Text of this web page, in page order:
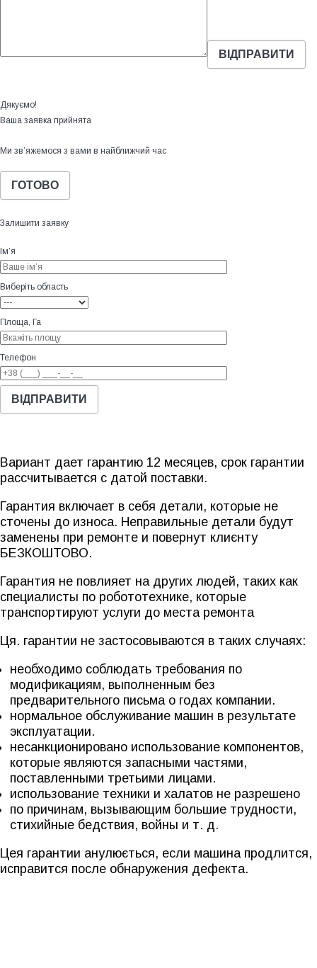
Дякуємо!
Ваша заявка прийнята
Ми зв’яжемося з вами в найближчий час
ГОТОВО
Залишити заявку
Ім’я
Виберіть область
Площа, Га
Телефон
Вариант дает гарантию 12 месяцев, срок гарантии
рассчитывается с датой поставки.
Гарантия включает в себя детали, которые не
сточены до износа. Неправильные детали будут
заменены при ремонте и повернут клиєнту
БЕЗКОШТОВО.
Гарантия не повлияет на других людей, таких как
специалисты по робототехнике, которые
транспортируют услуги до места ремонта
Ця. гарантии не застосовываются в таких случаях:
необходимо соблюдать требования по
модификациям, выполненным без
предварительного письма о годах компании.
нормальное обслуживание машин в результате
эксплуатации.
несанкционировано использование компонентов,
которые являются запасными частями,
поставленными третьими лицами.
использование техники и халатов не разрешено
по причинам, вызывающим большие трудности,
стихийные бедствия, войны и т. д.
Цея гарантии анулюється, если машина продлится,
исправится после обнаружения дефекта.